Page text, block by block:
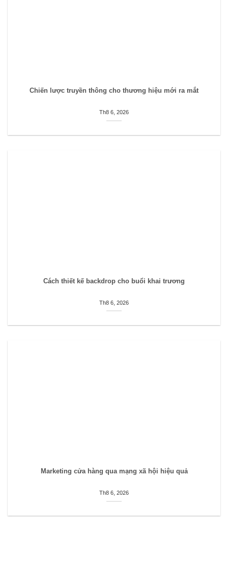
Chiến lược truyền thông cho thương hiệu mới ra mắt
Th8 6, 2026
Cách thiết kế backdrop cho buổi khai trương
Th8 6, 2026
Marketing cửa hàng qua mạng xã hội hiệu quả
Th8 6, 2026